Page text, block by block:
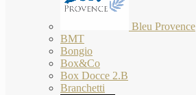
Bleu Provence
BMT
Bongio
Box&Co
Box Docce 2.B
Branchetti